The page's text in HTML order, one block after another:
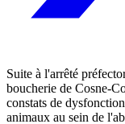
Suite à l'arrêté
boucherie de Cosne-
constats de
animaux au sein de